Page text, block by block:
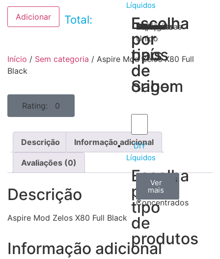
Líquidos
Escolha
por
tipos
de
Sabor
Tabaco
Frutas
Bebidas
Frescos
Sobremesas
Escolha
por
país
de
origem
Portugal
Alemanha
USA
Reino
Unido
Canadá
França
Malásia
Filipinas
Espanha
Polónia
Grécia
DIY
Líquidos
Escolha
por
tipo
de
produtos
Aromas
Concentrados
Ver
todos
Bases
Ver
mais
Accesorios
Ver
mais
Adicionar Total:
Início / Sem categoria / Aspire Mod Zelos X80 Full
Black
Rating: 0
Descrição Informação adicional
Avaliações (0)
Descrição
Aspire Mod Zelos X80 Full Black
Informação adicional